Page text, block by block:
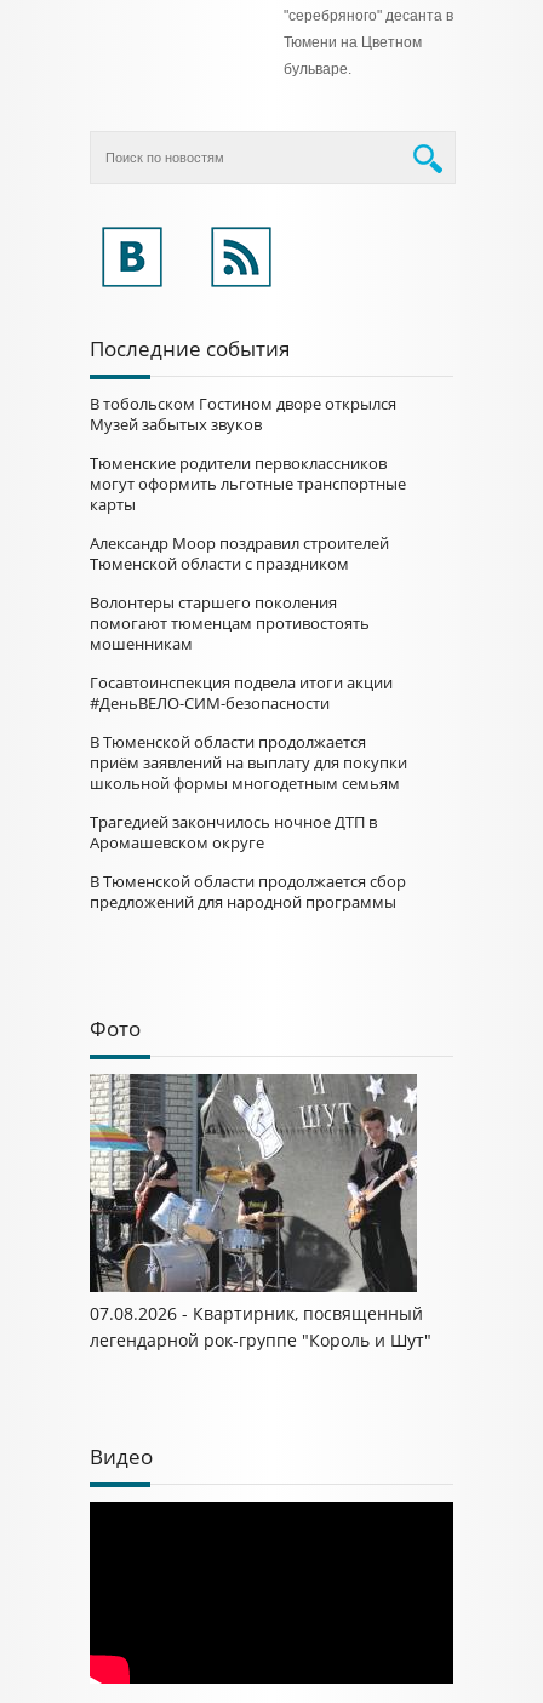
"серебряного" десанта в
Тюмени на Цветном
бульваре.
Последние события
В тобольском Гостином дворе открылся
Музей забытых звуков
Тюменские родители первоклассников
могут оформить льготные транспортные
карты
Александр Моор поздравил строителей
Тюменской области с праздником
Волонтеры старшего поколения
помогают тюменцам противостоять
мошенникам
Госавтоинспекция подвела итоги акции
#ДеньВЕЛО-СИМ-безопасности
В Тюменской области продолжается
приём заявлений на выплату для покупки
школьной формы многодетным семьям
Трагедией закончилось ночное ДТП в
Аромашевском округе
В Тюменской области продолжается сбор
предложений для народной программы
Фото
07.08.2026 - Квартирник, посвященный
легендарной рок-группе "Король и Шут"
Видео